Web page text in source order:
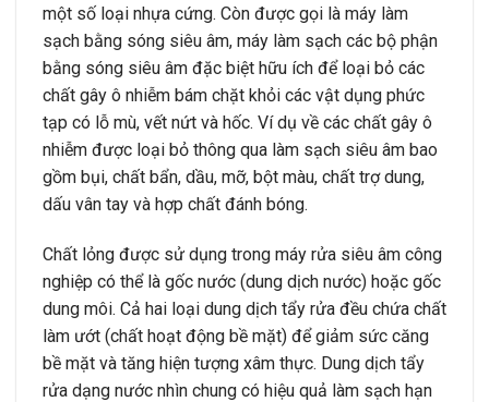
một số loại nhựa cứng. Còn được gọi là máy làm
sạch bằng sóng siêu âm, máy làm sạch các bộ phận
bằng sóng siêu âm đặc biệt hữu ích để loại bỏ các
chất gây ô nhiễm bám chặt khỏi các vật dụng phức
tạp có lỗ mù, vết nứt và hốc. Ví dụ về các chất gây ô
nhiễm được loại bỏ thông qua làm sạch siêu âm bao
gồm bụi, chất bẩn, dầu, mỡ, bột màu, chất trợ dung,
dấu vân tay và hợp chất đánh bóng.
Chất lỏng được sử dụng trong máy rửa siêu âm công
nghiệp có thể là gốc nước (dung dịch nước) hoặc gốc
dung môi. Cả hai loại dung dịch tẩy rửa đều chứa chất
làm ướt (chất hoạt động bề mặt) để giảm sức căng
bề mặt và tăng hiện tượng xâm thực. Dung dịch tẩy
rửa dạng nước nhìn chung có hiệu quả làm sạch hạn